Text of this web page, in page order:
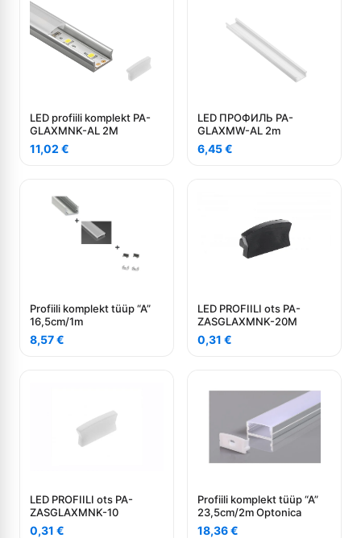
LED profiili komplekt PA-
GLAXMNK-AL 2M
11,02 €
LED ПРОФИЛЬ PA-
GLAXMW-AL 2m
6,45€
Profiili komplekt tüüp “A”
16,5cm/1m
8,57€
LED PROFIILI ots PA-
ZASGLAXMNK-20M
0,31 €
LED PROFIILI ots PA-
ZASGLAXMNK-10
0,31 €
Profiili komplekt tüüp “A”
23,5cm/2m Optonica
18,36€